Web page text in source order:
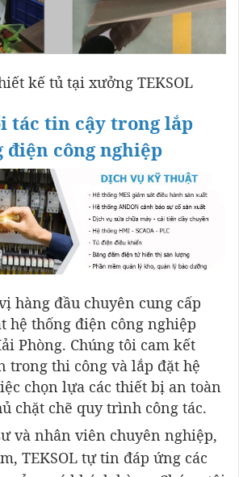
kế tủ tại xưởng TEKSOL
tác tin cậy trong lắp
điện công nghiệp
hàng đầu chuyên cung cấp
hệ thống điện công nghiệp
Phòng. Chúng tôi cam kết
trong thi công và lắp đặt hệ
chọn lựa các thiết bị an toàn
chặt chẽ quy trình công tác.
và nhân viên chuyên nghiệp,
TEKSOL tự tin đáp ứng các